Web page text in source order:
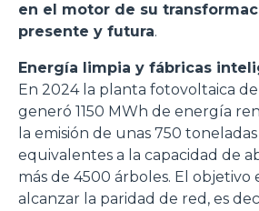
en el motor de su
presente y futura.
Energía limpia y fábricas
En 2024 la planta fotovoltaica
generó 1150 MWh de energía
la emisión de unas 750 toneladas
equivalentes a la capacidad de
más de 4500 árboles. El objetivo
alcanzar la paridad de red, es